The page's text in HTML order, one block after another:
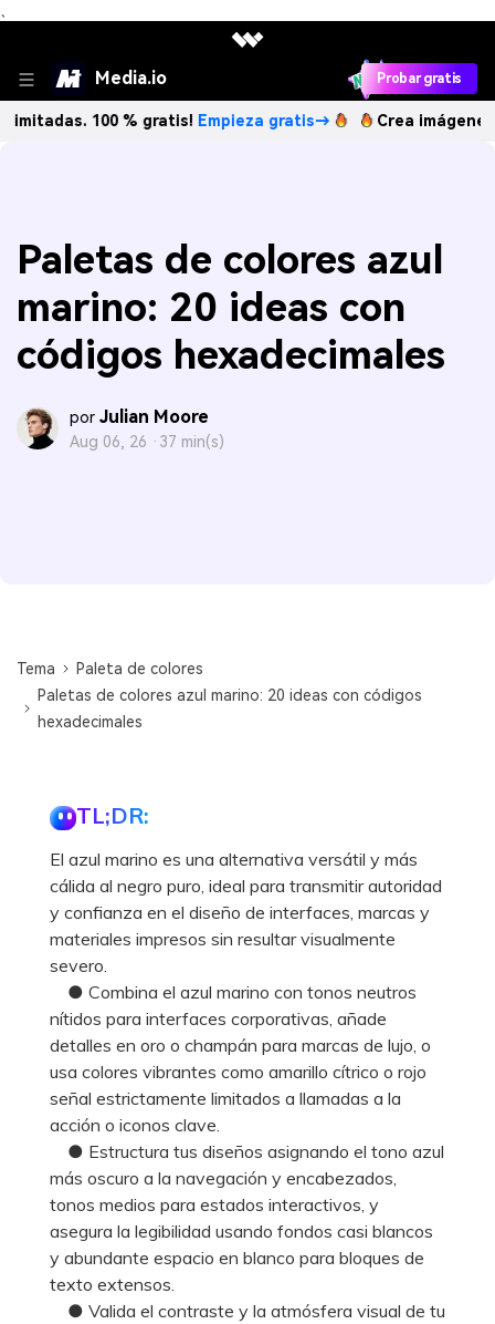
、
Media.io Probar gratis
100 % gratis! Empieza gratis→ Crea imágenes IA
Paletas de colores azul
marino: 20 ideas con
códigos hexadecimales
por Julian Moore
Aug 06, 26 · 37 min(s)
Tema
Paleta de colores
Paletas de colores azul marino: 20 ideas con códigos
hexadecimales
TL;DR:
El azul marino es una alternativa versátil y más
cálida al negro puro, ideal para transmitir autoridad
y confianza en el diseño de interfaces, marcas y
materiales impresos sin resultar visualmente
severo.
● Combina el azul marino con tonos neutros
nítidos para interfaces corporativas, añade
detalles en oro o champán para marcas de lujo, o
usa colores vibrantes como amarillo cítrico o rojo
señal estrictamente limitados a llamadas a la
acción o iconos clave.
● Estructura tus diseños asignando el tono azul
más oscuro a la navegación y encabezados,
tonos medios para estados interactivos, y
asegura la legibilidad usando fondos casi blancos
y abundante espacio en blanco para bloques de
texto extensos.
● Valida el contraste y la atmósfera visual de tu